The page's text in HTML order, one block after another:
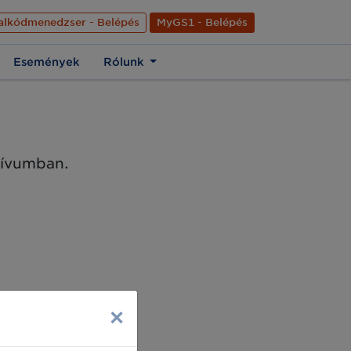
Hírek Kapcsolat Rólunk
EN
- Belépés
MyGS1 - Belépés
Események Rólunk
×